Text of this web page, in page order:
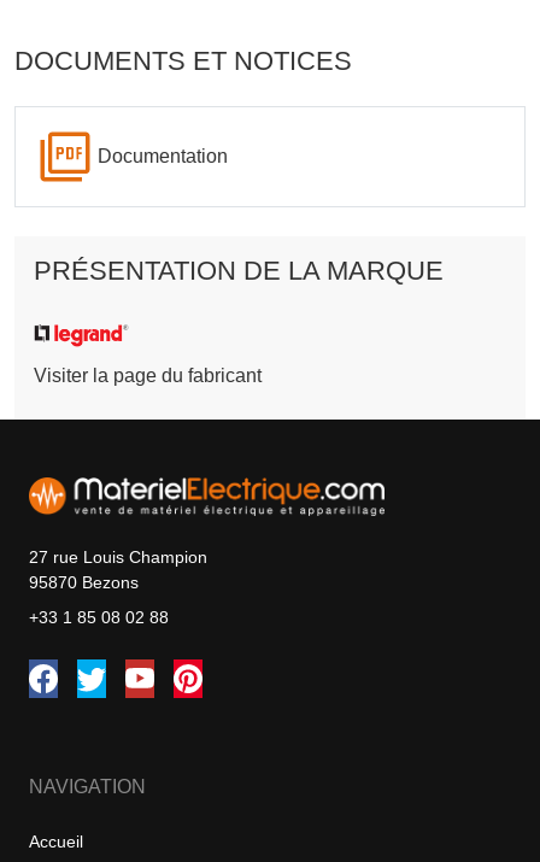
DOCUMENTS ET NOTICES
Documentation
PRÉSENTATION DE LA MARQUE
Visiter la page du fabricant
27 rue Louis Champion
95870 Bezons
+33 1 85 08 02 88
NAVIGATION
Accueil